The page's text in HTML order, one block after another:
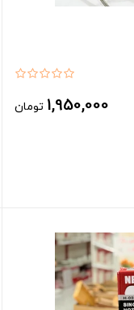
1,950,000 تومان